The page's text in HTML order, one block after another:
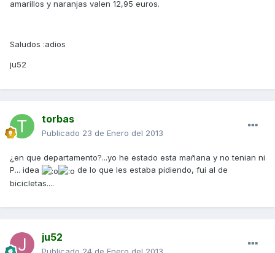
amarillos y naranjas valen 12,95 euros.
Saludos :adios
ju52
torbas
Publicado 23 de Enero del 2013
¿en que departamento?...yo he estado esta mañana y no tenian ni
P... idea
de lo que les estaba pidiendo, fui al de
bicicletas....
ju52